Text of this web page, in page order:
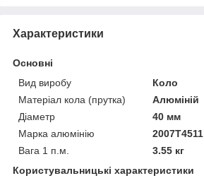
Характеристики
Основні
Вид виробу
Коло
Матеріал кола (прутка)
Алюміній
Діаметр
40 мм
Марка алюмінію
2007Т4511
Вага 1 п.м.
3.55 кг
Користувальницькі характеристики